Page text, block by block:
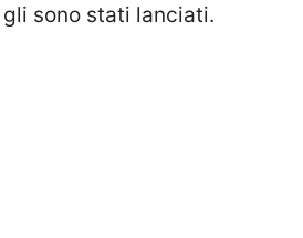
sono stati lanciati.